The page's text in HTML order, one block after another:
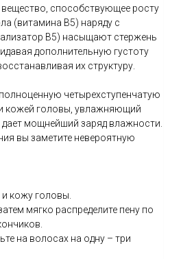
способствующее росту
(витамина В5) наряду с
В5) насыщают стержень
дополнительную густоту
их структуру.
четырехступенчатую
кожей головы, увлажняющий
мощнейший заряд влажности.
вы заметите невероятную
кожу головы.
мягко распределите пену по
на волосах на одну – три